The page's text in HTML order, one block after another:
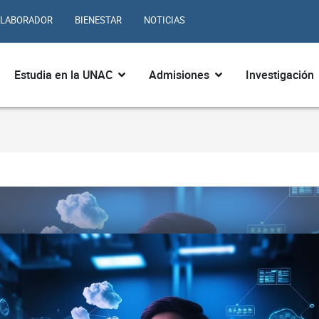
BIENESTAR NOTICIAS
¿Quiénes somos?
Estudia en la UNAC Abrir Estudia en la UNAC
Admisiones Abrir Admisiones
Investigación